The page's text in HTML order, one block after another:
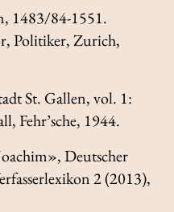
1483/84-1551.
Politiker, Zurich,
St. Gallen, vol. 1:
Fehr’sche, 1944.
Deutscher
2 (2013),